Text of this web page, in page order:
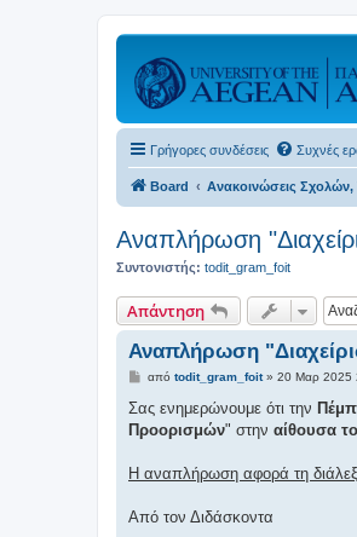
Γρήγορες συνδέσεις Συχνές
Board Ανακοινώσεις
Αναπλήρωση
Συντονιστής: todit_gram_foit
Απάντηση
Αναπλήρωση
Δ
μ
σ
υ
από todit_gram_foit» 20 Μαρ 2025
Σας ενημερώνουμε ότι την
Προορισμών" στην αίθουσα
Η αναπλήρωση αφορά τη
Από τον Διδάσκοντα